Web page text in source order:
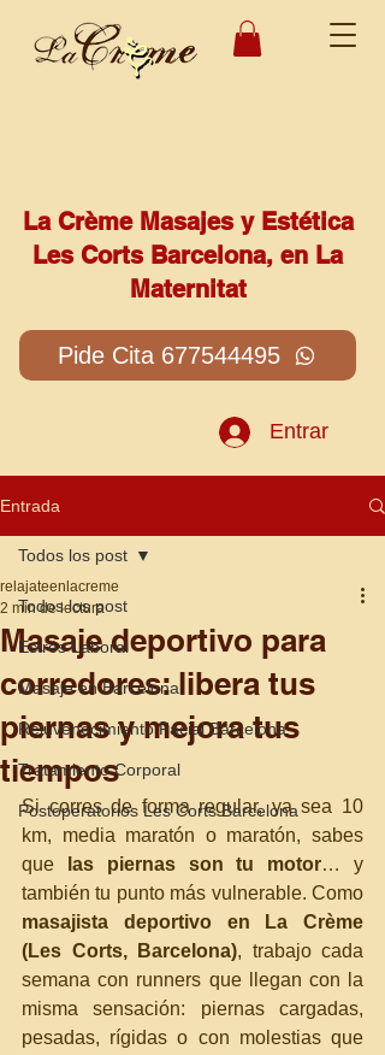
La Crème Masajes y Estética
Les Corts Barcelona, en La
Maternitat
Pide Cita 677544495
Entrar
Entrada
Todos los post
Estrés Laboral
Masaje en Barcelona
Rejuvenecimiento Facial Barcelona
Tratamiento Corporal
Postoperatorios Les Corts Barcelona
Todos los post
Masaje deportivo para
corredores: libera tus
piernas y mejora tus
tiempos
relajateenlacreme
2 min de lectura
Si corres de forma regular, ya sea 10
km, media maratón o maratón, sabes
que
las piernas son tu motor… y
masajista deportivo en La Crème
(Les Corts, Barcelona), trabajo cada
semana con runners que llegan con la
misma sensación: piernas cargadas,
pesadas, rígidas o con molestias que